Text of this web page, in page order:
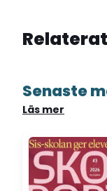
Senaste
Läs mer